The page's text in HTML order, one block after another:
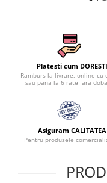
Lenjerii De Pat
Platesti cum DORESTI
Ramburs la livrare, online cu
sau pana la 6 rate fara
Asiguram CALITATEA
Pentru produsele